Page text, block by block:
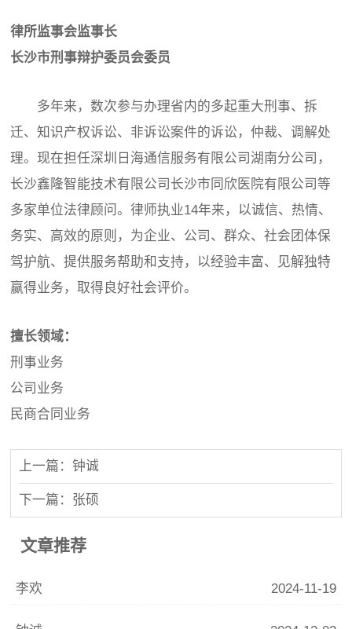
律所监事会监事长
长沙市刑事辩护委员会委员
多年来，数次参与办理省内的多起重大刑事、拆
迁、知识产权诉讼、非诉讼案件的诉讼，仲裁、调解处
理。现在担任深圳日海通信服务有限公司湖南分公司，
长沙鑫隆智能技术有限公司长沙市同欣医院有限公司等
多家单位法律顾问。律师执业14年来，以诚信、热情、
务实、高效的原则，为企业、公司、群众、社会团体保
驾护航、提供服务帮助和支持，以经验丰富、见解独特
赢得业务，取得良好社会评价。
擅长领域：
刑事业务
公司业务
民商合同业务
上一篇：钟诚
下一篇：张硕
文章推荐
李欢 2024-11-19